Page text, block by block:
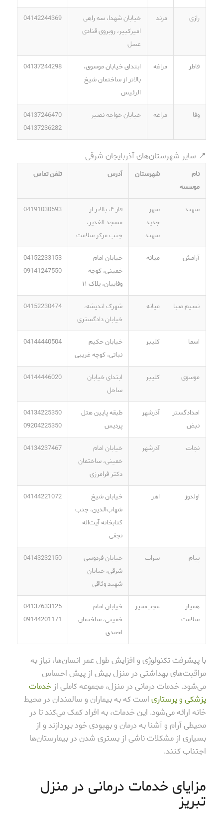
رازی مرند
خیابان شهدا، سه راهی
امیرکبیر، روبروی قنادی
عسل
04142244369
فاطر مراغه
ابتدای خیابان موسوی،
بالاتر از ساختمان شیخ
الرئیس
04137244298
وفا مراغه خیابان خواجه نصیر
04137246470
04137236282
📍 سایر شهرستان‌های آذربایجان شرقی
نام
موسسه
شهرستان آدرس تلفن تماس
سهند
شهر
جدید
سهند
فاز ۴، بالاتر از
مسجد الغدیر،
جنب مرکز سلامت
04191030593
آرامش میانه
خیابان امام
خمینی، کوچه
وفاییان، پلاک ۱۱
04152233153
09141247550
نسیم صبا میانه
شهرک اندیشه،
خیابان دادگستری
04152230474
اسما کلیبر
خیابان حکیم
نباتی، کوچه غریبی
04144440504
موسوی کلیبر
ابتدای خیابان
ساحل
04144446020
امدادگستر
نبض
آذرشهر
طبقه پایین هتل
پردیس
04134225350
09204225350
نجات آذرشهر
خیابان امام
خمینی، ساختمان
دکتر فرامرزی
04134237467
اولدوز اهر
خیابان شیخ
شهاب‌الدین، جنب
کتابخانه آیت‌اله
نجفی
04144221072
پیام سراب
خیابان فردوسی
شرقی، خیابان
شهید وثاقی
04143232150
همیار
سلامت
عجب‌شیر
خیابان امام
خمینی، ساختمان
احمدی
04137633125
09144201171
با پیشرفت تکنولوژی و افزایش طول عمر انسان‌ها، نیاز به
مراقبت‌های بهداشتی در منزل بیش از پیش احساس
می‌شود. خدمات درمانی در منزل، مجموعه کاملی از خدمات
پزشکی و پرستاریاست که به بیماران و سالمندان در محیط
خانه ارائه می‌شود. این خدمات، به افراد کمک می‌کند تا در
محیطی آرام و آشنا به درمان و بهبودی خود بپردازند و از
بسیاری از مشکلات ناشی از بستری شدن در بیمارستان‌ها
اجتناب کنند.
مزایای خدمات درمانی در منزل
تبریز